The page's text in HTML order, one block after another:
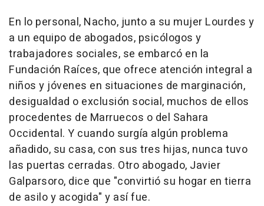
En lo personal, Nacho, junto a su mujer Lourdes y
a un equipo de abogados, psicólogos y
trabajadores sociales, se embarcó en la
Fundación Raíces, que ofrece atención integral a
niños y jóvenes en situaciones de marginación,
desigualdad o exclusión social, muchos de ellos
procedentes de Marruecos o del Sahara
Occidental. Y cuando surgía algún problema
añadido, su casa, con sus tres hijas, nunca tuvo
las puertas cerradas. Otro abogado, Javier
Galparsoro, dice que "convirtió su hogar en tierra
de asilo y acogida" y así fue.